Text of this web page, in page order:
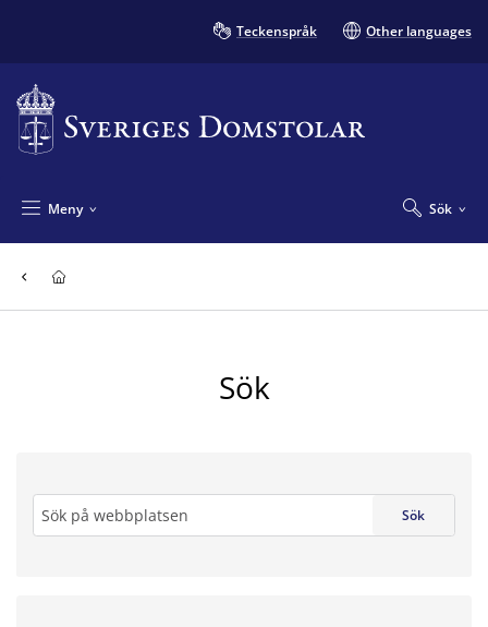
Teckenspråk Other languages
Sök
Meny
Sök
Sök